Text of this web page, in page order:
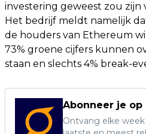
investering geweest zou zijn
Het bedrijf meldt namelijk
de houders van Ethereum
73% groene cijfers kunnen
staan en slechts 4% break-
Abonneer je
Ontvang elke